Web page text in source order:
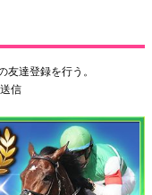
友達登録を行う。
信